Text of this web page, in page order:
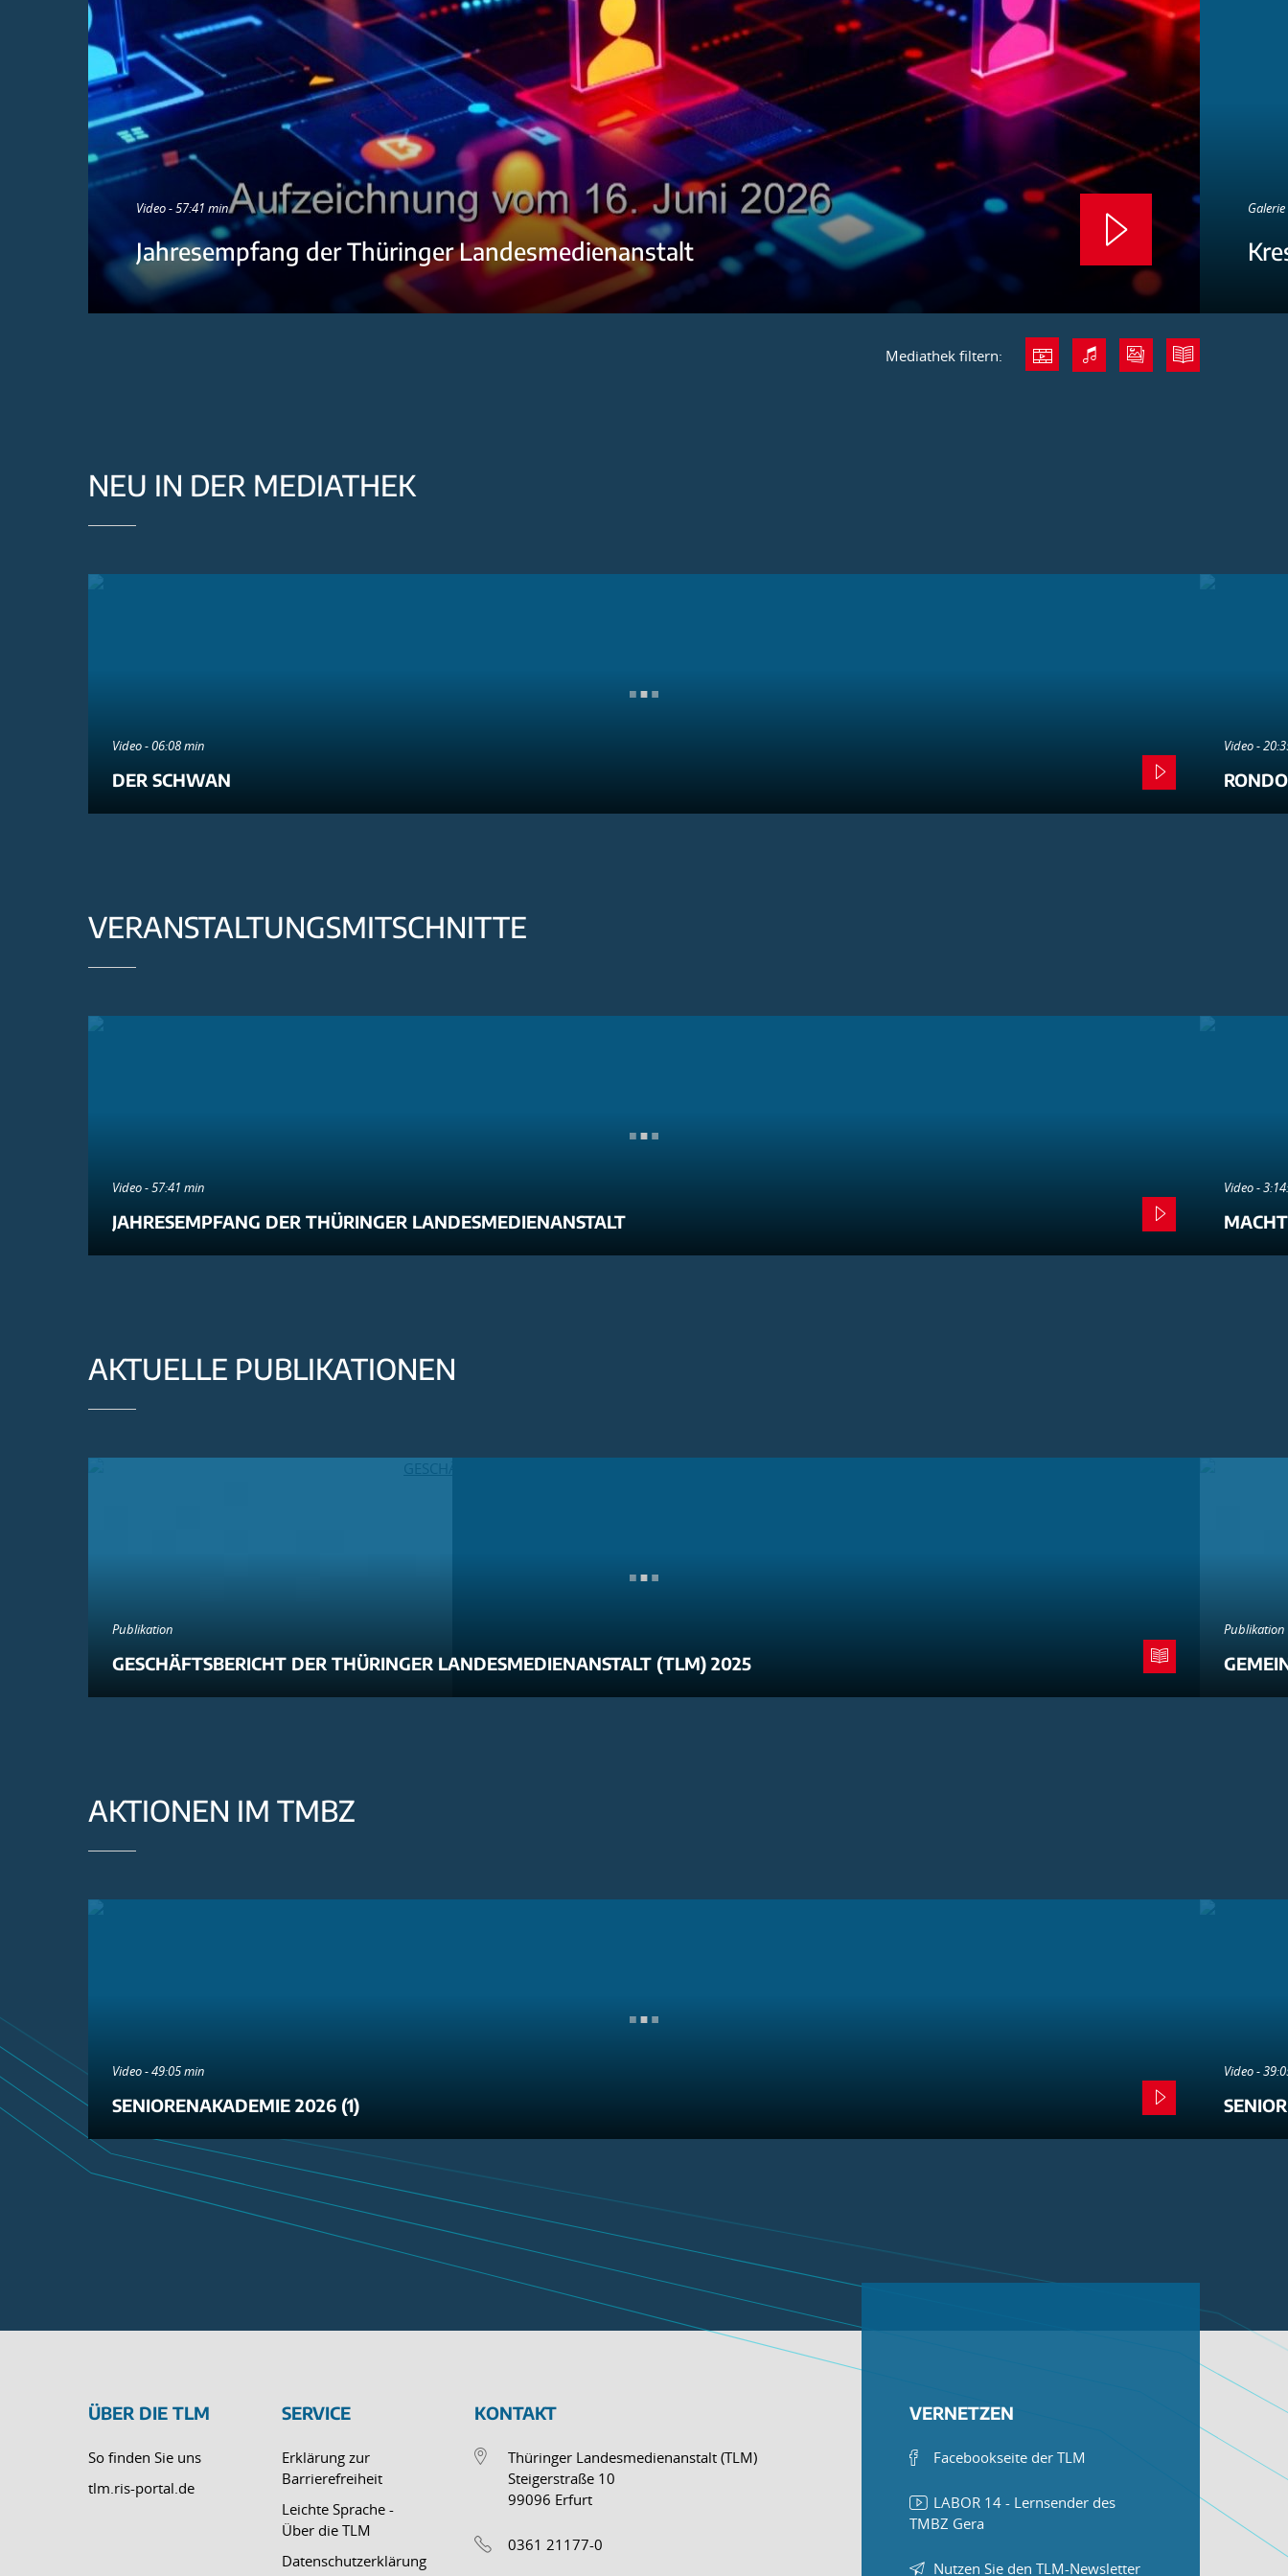
Video - 57:41 min
Jahresempfang der Thüringer Landesmedienanstalt
Mediathek filtern:
NEU IN DER MEDIATHEK
Video - 06:08 min
DER SCHWAN
Video -
VERANSTALTUNGSMITSCHNITTE
Video - 57:41 min
JAHRESEMPFANG DER THÜRINGER LANDESMEDIENANSTALT
Video -
AKTUELLE PUBLIKATIONEN
Publikation
GESCHÄFTSBERICHT DER THÜRINGER LANDESMEDIENANSTALT (TLM) 2025
Publikation
AKTIONEN IM TMBZ
Video - 49:05 min
SENIORENAKADEMIE 2026 (1)
Video -
ÜBER DIE TLM
So finden Sie uns
tlm.ris-portal.de
SERVICE
Erklärung zur
Barrierefreiheit
Leichte Sprache -
Über die TLM
Datenschutzerklärung
KONTAKT
Thüringer Landesmedienanstalt (TLM)
Steigerstraße 10
99096 Erfurt
0361 21177-0
VERNETZEN
Facebookseite der TLM
LABOR 14 - Lernsender des
TMBZ Gera
Nutzen Sie den TLM-Newsletter